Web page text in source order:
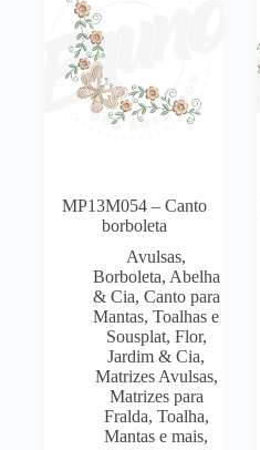
MP13M054 – Canto
borboleta
Avulsas,
Borboleta, Abelha
& Cia, Canto para
Mantas, Toalhas e
Sousplat, Flor,
Jardim & Cia,
Matrizes Avulsas,
Matrizes para
Fralda, Toalha,
Mantas e mais,